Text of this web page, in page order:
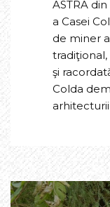
ASTRA
a Casei
de miner
şi
Colda